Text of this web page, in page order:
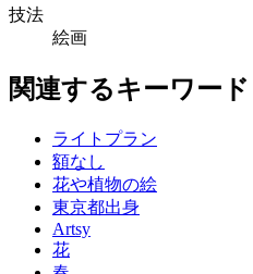
技法
絵画
関連するキーワード
ライトプラン
額なし
花や植物の絵
東京都出身
Artsy
花